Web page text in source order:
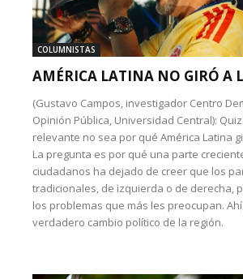
COLUMNISTAS
AMÉRICA LATINA NO GIRÓ A
(Gustavo Campos, investigador Centro
Opinión Pública, Universidad Central):
relevante no sea por qué América Latina
La pregunta es por qué una parte
ciudadanos ha dejado de creer que los
tradicionales, de izquierda o de derecha,
los problemas que más les preocupan.
verdadero cambio político de la región.